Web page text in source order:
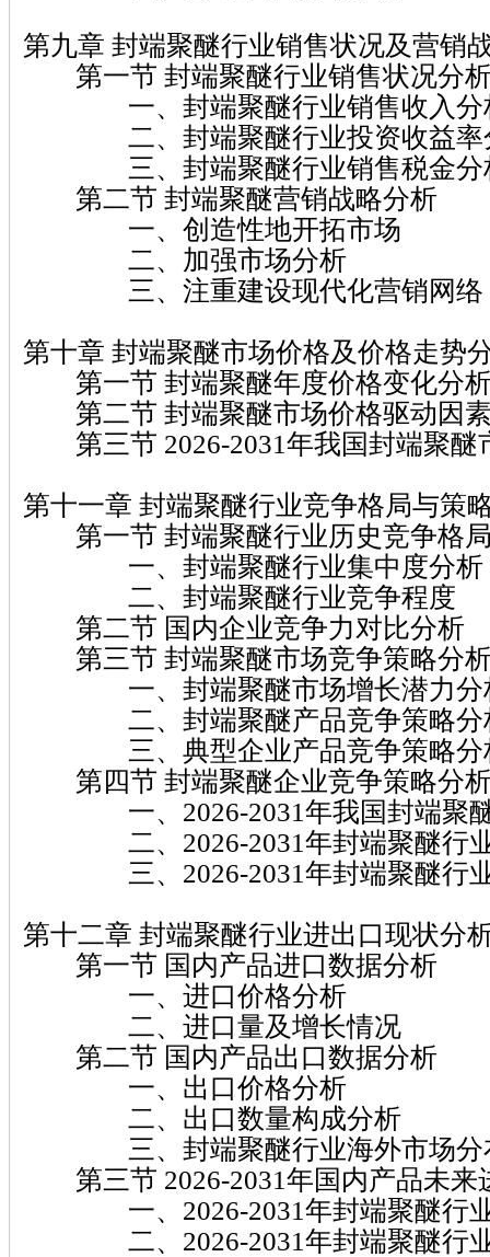
第九章 封端聚醚行业销售状况及营销
第一节 封端聚醚行业销售状况分
一、封端聚醚行业销售收入分
二、封端聚醚行业投资收益率
三、封端聚醚行业销售税金分
第二节 封端聚醚营销战略分析
一、创造性地开拓市场
二、加强市场分析
三、注重建设现代化营销网络
第十章 封端聚醚市场价格及价格走势
第一节 封端聚醚年度价格变化分
第二节 封端聚醚市场价格驱动因
第三节 2026-2031年我国封端聚醚
第十一章 封端聚醚行业竞争格局与策
第一节 封端聚醚行业历史竞争格
一、封端聚醚行业集中度分析
二、封端聚醚行业竞争程度
第二节 国内企业竞争力对比分析
第三节 封端聚醚市场竞争策略分
一、封端聚醚市场增长潜力分
二、封端聚醚产品竞争策略分
三、典型企业产品竞争策略分
第四节 封端聚醚企业竞争策略分
一、2026-2031年我国封端聚醚
二、2026-2031年封端聚醚行业
三、2026-2031年封端聚醚行业
第十二章 封端聚醚行业进出口现状分
第一节 国内产品进口数据分析
一、进口价格分析
二、进口量及增长情况
第二节 国内产品出口数据分析
一、出口价格分析
二、出口数量构成分析
三、封端聚醚行业海外市场分
第三节 2026-2031年国内产品未来
一、2026-2031年封端聚醚行业
二、2026-2031年封端聚醚行业